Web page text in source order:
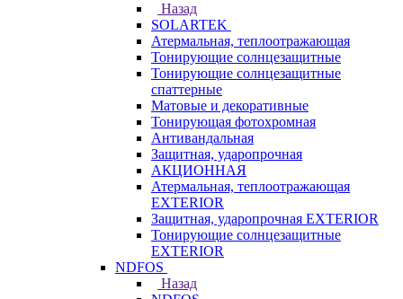
Назад
SOLARTEK
Атермальная, теплоотражающая
Тонирующие солнцезащитные
Тонирующие солнцезащитные
спаттерные
Матовые и декоративные
Тонирующая фотохромная
Антивандальная
Защитная, ударопрочная
АКЦИОННАЯ
Атермальная, теплоотражающая
EXTERIOR
Защитная, ударопрочная EXTERIOR
Тонирующие солнцезащитные
EXTERIOR
NDFOS
Назад